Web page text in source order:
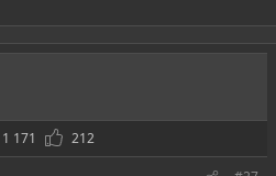
1 171
212